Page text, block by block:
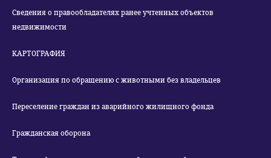
Сведения о правообладателях ранее учтенных объектов
недвижимости
КАРТОГРАФИЯ
Организация по обращению с животными без владельцев
Переселение граждан из аварийного жилищного фонда
Гражданская оборона